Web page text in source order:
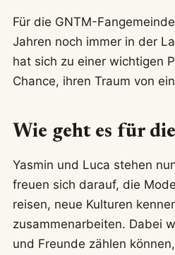
Für die GNTM-
Jahren noch immer in der
hat sich zu einer wichtigen
Chance, ihren Traum von
Wie geht es für
Yasmin und Luca stehen
freuen sich darauf, die
reisen, neue Kulturen
zusammenarbeiten. Dabei
und Freunde zählen